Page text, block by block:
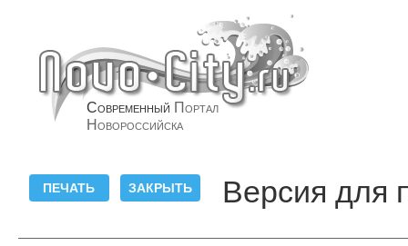
Современный Портал
Новороссийска
Версия для